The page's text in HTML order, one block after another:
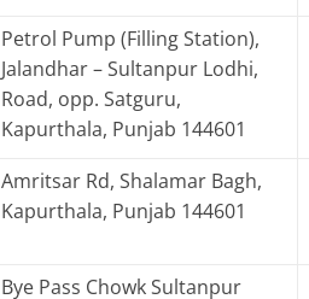
Petrol Pump (Filling Station),
Jalandhar – Sultanpur Lodhi,
Road, opp. Satguru,
Kapurthala, Punjab 144601
Amritsar Rd, Shalamar Bagh,
Kapurthala, Punjab 144601
Bye Pass Chowk Sultanpur